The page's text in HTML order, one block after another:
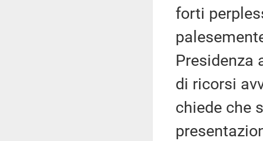
forti
Presidenza
di ricorsi
chiede che